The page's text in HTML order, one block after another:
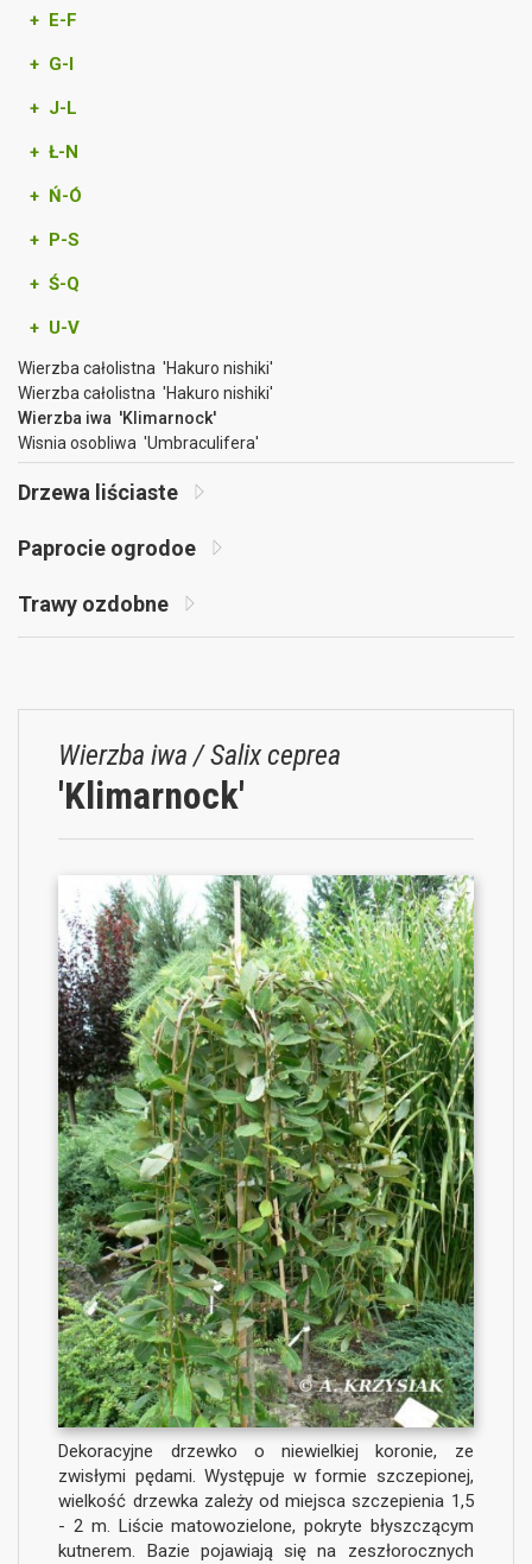
+ E-F
+ G-I
+ J-L
+ Ł-N
+ Ń-Ó
+ P-S
+ Ś-Q
+ U-V
Wierzba całolistna 'Hakuro nishiki'
Wierzba całolistna 'Hakuro nishiki'
Wierzba iwa 'Klimarnock'
Wisnia osobliwa 'Umbraculifera'
Drzewa liściaste
Paprocie ogrodoe
Trawy ozdobne
Wierzba iwa / Salix ceprea
'Klimarnock'
Dekoracyjne drzewko o niewielkiej koronie, ze
zwisłymi pędami. Występuje w formie szczepionej,
wielkość drzewka zależy od miejsca szczepienia 1,5
- 2 m. Liście matowozielone, pokryte błyszczącym
kutnerem. Bazie pojawiają się na zeszłorocznych